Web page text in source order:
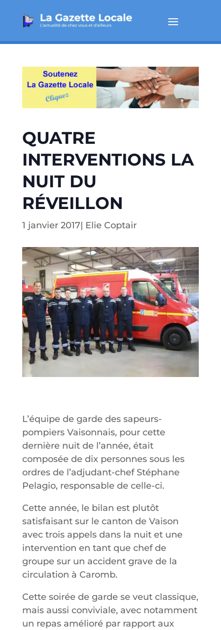
QUATRE
INTERVENTIONS LA
NUIT DU
RÉVEILLON
1 janvier 2017| Elie Coptair
L’équipe de garde des sapeurs-
pompiers Vaisonnais, pour cette
dernière nuit de l’année, était
composée de dix personnes sous les
ordres de l’adjudant-chef Stéphane
Pelagio, responsable de celle-ci.
Cette année, le bilan est plutôt
satisfaisant sur le canton de Vaison
avec trois appels dans la nuit et une
intervention en tant que chef de
groupe sur un accident grave de la
circulation à Caromb.
Cette soirée de garde se veut classique,
mais aussi conviviale, avec notamment
un repas amélioré par rapport aux